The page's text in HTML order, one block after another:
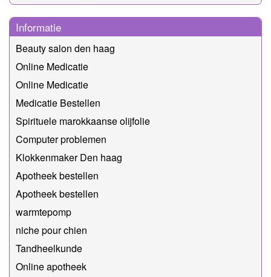
Informatie
Beauty salon den haag
Online Medicatie
Online Medicatie
Medicatie Bestellen
Spirituele marokkaanse olijfolie
Computer problemen
Klokkenmaker Den haag
Apotheek bestellen
Apotheek bestellen
warmtepomp
niche pour chien
Tandheelkunde
Online apotheek